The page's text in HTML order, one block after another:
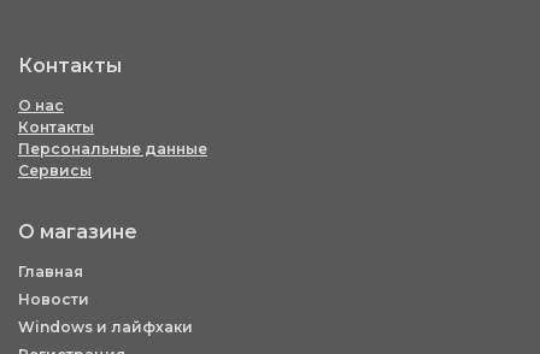
Контакты
О нас
Контакты
Персональные данные
Сервисы
О магазине
Главная
Новости
Windows и лайфхаки